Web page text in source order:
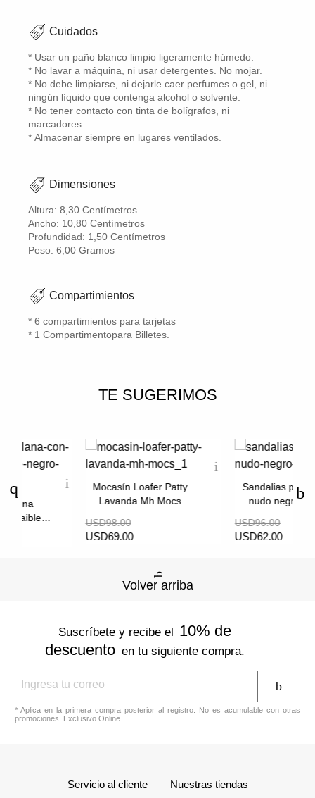
Cuidados
* Usar un paño blanco limpio ligeramente húmedo.
* No lavar a máquina, ni usar detergentes. No mojar.
* No debe limpiarse, ni dejarle caer perfumes o gel, ni
ningún líquido que contenga alcohol o solvente.
* No tener contacto con tinta de bolígrafos, ni
marcadores.
* Almacenar siempre en lugares ventilados.
Dimensiones
Altura: 8,30 Centímetros
Ancho: 10,80 Centímetros
Profundidad: 1,50 Centímetros
Peso: 6,00 Gramos
Compartimientos
* 6 compartimientos para tarjetas
* 1 Compartimentopara Billetes.
TE SUGERIMOS
Mocasín Loafer Patty
Lavanda Mh Mocs
USD98.00
USD69.00
Sandalias
nudo negro
USD96.00
USD62.00
Volver arriba
Suscríbete y recibe el 10% de
descuento en tu siguiente compra.
* Aplica en la primera compra posterior al registro. No es acumulable con otras
promociones. Exclusivo Online.
Servicio al cliente Nuestras tiendas